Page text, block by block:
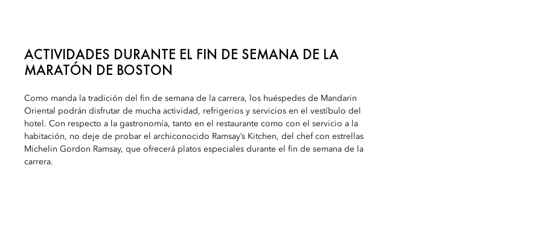
ACTIVIDADES DURANTE EL FIN DE SEMANA DE LA
MARATÓN DE BOSTON
Como manda la tradición del fin de semana de la carrera, los huéspedes de Mandarin
Oriental podrán disfrutar de mucha actividad, refrigerios y servicios en el vestíbulo del
hotel. Con respecto a la gastronomía, tanto en el restaurante como con el servicio a la
habitación, no deje de probar el archiconocido Ramsay’s Kitchen, del chef con estrellas
Michelin Gordon Ramsay, que ofrecerá platos especiales durante el fin de semana de la
carrera.